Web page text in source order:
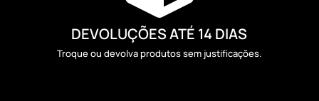
DEVOLUÇÕES ATÉ 14 DIAS
Troque ou devolva produtos sem justificações.